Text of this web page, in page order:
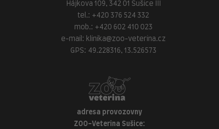
Hájkova 109, 342 01 Sušice III
tel.: +420 376 524 332
mob.: +420 602 410 023
e-mail: klinika@zoo-veterina.cz
GPS: 49.228316, 13.526573
adresa provozovny
ZOO-Veterina Sušice: